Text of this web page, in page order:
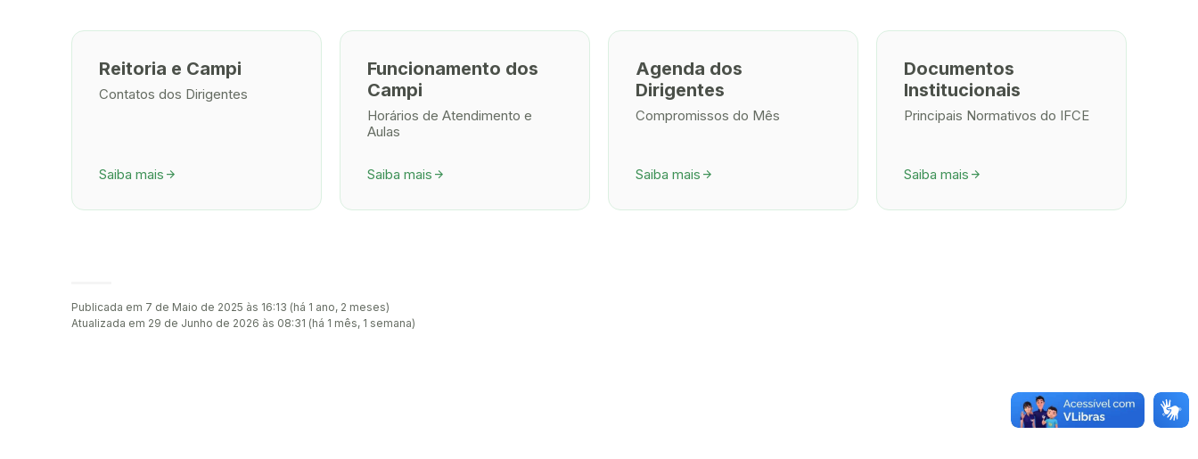
Reitoria e Campi
Contatos dos Dirigentes
Saiba mais arrow_forward
Funcionamento dos
Campi
Horários de Atendimento e
Aulas
Saiba mais arrow_forward
Agenda dos
Dirigentes
Compromissos do Mês
Saiba mais arrow_forward
Documentos
Institucionais
Principais Normativos do IFCE
Saiba mais arrow_forward
Publicada em 7 de Maio de 2025 às 16:13 (há 1 ano, 2 meses)
Atualizada em 29 de Junho de 2026 às 08:31 (há 1 mês, 1 semana)